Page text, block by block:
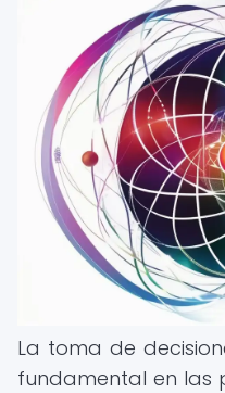
La toma de
fundamental en las